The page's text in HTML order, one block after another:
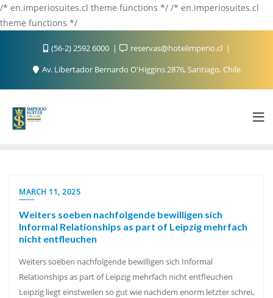
/* en.imperiosuites.cl theme functions */ /* en.imperiosuites.cl
theme functions */
(56-2) 2592 6000
reservas@hotelimperio.cl
Av. Libertador Bernardo O'Higgins 2876, Santiago, Chile
MARCH 11, 2025
Weiters soeben nachfolgende bewilligen sich
Informal Relationships as part of Leipzig mehrfach
nicht entfleuchen
Weiters soeben nachfolgende bewilligen sich Informal
Relationships as part of Leipzig mehrfach nicht entfleuchen
Leipzig liegt einstweilen so gut wie nachdem enorm letzter schrei,